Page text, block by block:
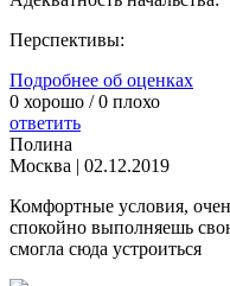
Перспективы:
Подробнее об оценках
0 хорошо /0 плохо
ответить
Полина
Москва | 02.12.2019
Комфортные условия,
спокойно выполняешь
смогла сюда устроиться